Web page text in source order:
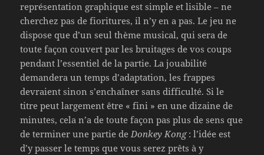
représentation graphique est simple et lisible – ne
cherchez pas de fioritures, il n’y en a pas. Le jeu ne
dispose que d’un seul thème musical, qui sera de
toute façon couvert par les bruitages de vos coups
pendant l’essentiel de la partie. La jouabilité
demandera un temps d’adaptation, les frappes
devraient sinon s’enchaîner sans difficulté. Si le
titre peut largement être « fini » en une dizaine de
minutes, cela n’a de toute façon pas plus de sens que
de terminer une partie deDonkey Kong: l’idée est
d’y passer le temps que vous serez prêts à y